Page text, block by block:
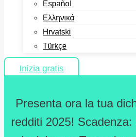
Español
Ελληνικά
Hrvatski
Türkçe
Inizia gratis
Presenta ora la tua
redditi 2025! Scadenza: